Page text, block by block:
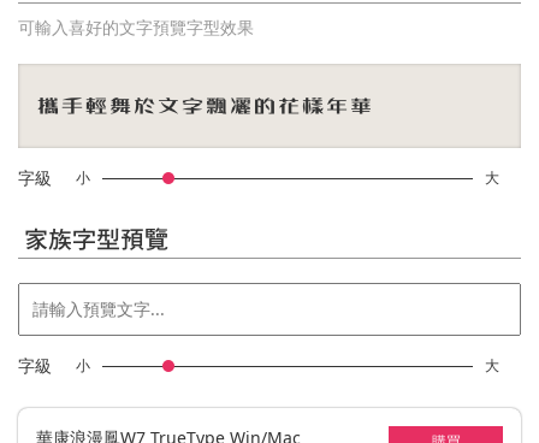
可輸入喜好的文字預覽字型效果
字級 小 大
家族字型預覽
字級 小 大
華康浪漫鳳W7 TrueType Win/Mac